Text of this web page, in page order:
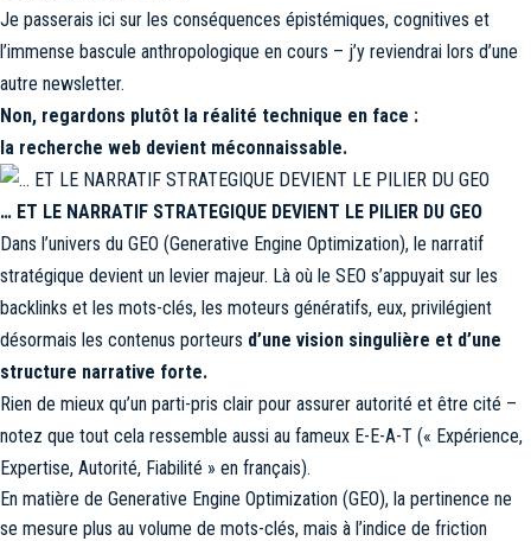
Je passerais ici sur les conséquences épistémiques, cognitives et
l’immense bascule anthropologique en cours – j’y reviendrai lors d’une
autre newsletter.
Non, regardons plutôt la réalité technique en face :
la recherche web devient méconnaissable.
… ET LE NARRATIF STRATEGIQUE DEVIENT LE PILIER DU GEO
Dans l’univers du GEO (Generative Engine Optimization), le narratif
stratégique devient un levier majeur. Là où le SEO s’appuyait sur les
backlinks et les mots-clés, les moteurs génératifs, eux, privilégient
désormais les contenus porteurs d’une vision singulière et d’une
structure narrative forte.
Rien de mieux qu’un parti-pris clair pour assurer autorité et être cité –
notez que tout cela ressemble aussi au fameux E-E-A-T (« Expérience,
Expertise, Autorité, Fiabilité » en français).
En matière de Generative Engine Optimization (GEO), la pertinence ne
se mesure plus au volume de mots-clés, mais à l’indice de friction